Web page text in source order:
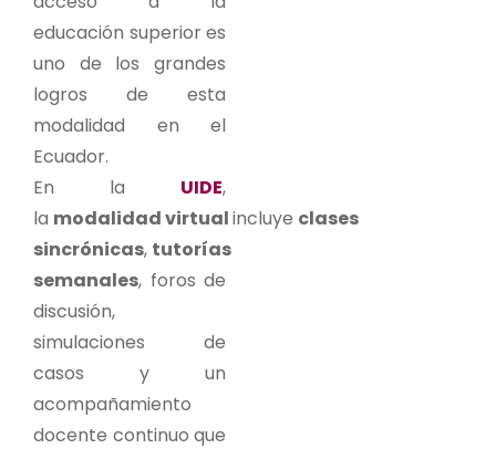
educación superior es
uno de los grandes
logros de esta
modalidad en el
Ecuador.
En la UIDE,
la modalidad virtualincluye clases
sincrónicas, tutorías
semanales, foros de
discusión,
simulaciones de
casos y un
acompañamiento
docente continuo que